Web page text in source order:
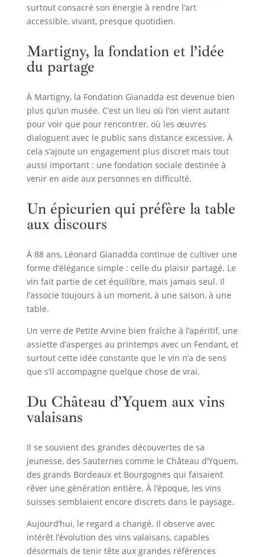
surtout consacré son énergie à rendre l’art
accessible, vivant, presque quotidien.
Martigny, la fondation et l’idée
du partage
À Martigny, la Fondation Gianadda est devenue bien
plus qu’un musée. C’est un lieu où l’on vient autant
pour voir que pour rencontrer, où les œuvres
dialoguent avec le public sans distance excessive. À
cela s’ajoute un engagement plus discret mais tout
aussi important : une fondation sociale destinée à
venir en aide aux personnes en difficulté.
Un épicurien qui préfère la table
aux discours
À 88 ans, Léonard Gianadda continue de cultiver une
forme d’élégance simple : celle du plaisir partagé. Le
vin fait partie de cet équilibre, mais jamais seul. Il
l’associe toujours à un moment, à une saison, à une
table.
Un verre de Petite Arvine bien fraîche à l’apéritif, une
assiette d’asperges au printemps avec un Fendant, et
surtout cette idée constante que le vin n’a de sens
que s’il accompagne quelque chose de vrai.
Du Château d’Yquem aux vins
valaisans
Il se souvient des grandes découvertes de sa
jeunesse, des Sauternes comme le Château d’Yquem,
des grands Bordeaux et Bourgognes qui faisaient
rêver une génération entière. À l’époque, les vins
suisses semblaient encore discrets dans le paysage.
Aujourd’hui, le regard a changé. Il observe avec
intérêt l’évolution des vins valaisans, capables
désormais de tenir tête aux grandes références